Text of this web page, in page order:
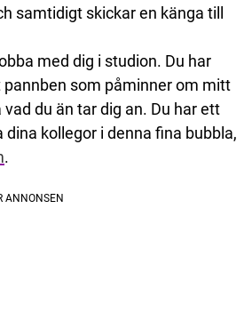
samtidigt skickar en känga till
med dig i studion. Du har
som påminner om mitt
du än tar dig an. Du har ett
kollegor i denna fina bubbla,
.